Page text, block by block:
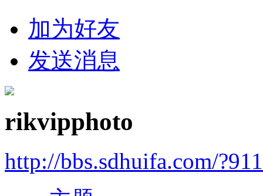
加为好友
发送消息
rikvipphoto
http://bbs.sdhuifa.com/